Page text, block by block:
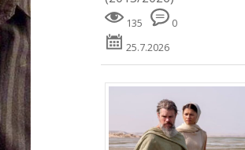
135
0
25.7.2026